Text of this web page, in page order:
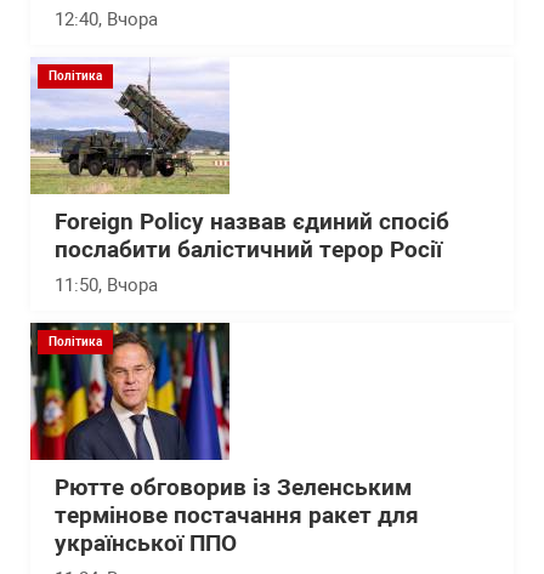
12:40, Вчора
Політика
Foreign Policy назвав єдиний спосіб
послабити балістичний терор Росії
11:50, Вчора
Політика
Рютте обговорив із Зеленським
термінове постачання ракет для
української ППО